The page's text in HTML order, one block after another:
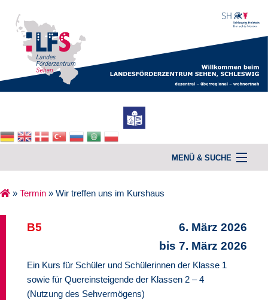
MENÜ & SUCHE
Kurse
Seminare
» Termin » Wir treffen uns im Kurshaus
6. März 2026
bis 7. März 2026
B5
Ein Kurs für Schüler und Schülerinnen der Klasse 1
sowie für Quereinsteigende der Klassen 2 – 4
(Nutzung des Sehvermögens)